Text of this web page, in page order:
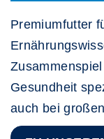
Premiumfutter
Gesundheit
auch bei